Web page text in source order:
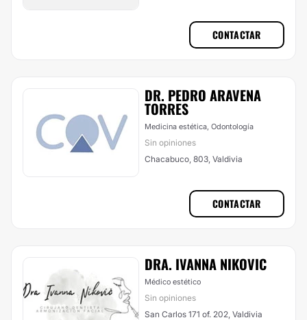
CONTACTAR
DR. PEDRO ARAVENA
TORRES
Medicina estética, Odontología
Sin opiniones
Chacabuco, 803, Valdivia
CONTACTAR
DRA. IVANNA NIKOVIC
Médico estético
Sin opiniones
San Carlos 171 of. 202, Valdivia